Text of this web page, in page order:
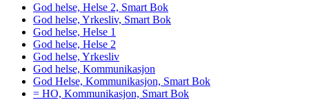
God helse, Helse 2, Smart Bok
God helse, Yrkesliv, Smart Bok
God helse, Helse 1
God helse, Helse 2
God helse, Yrkesliv
God helse, Kommunikasjon
God Helse, Kommunikasjon, Smart Bok
= HO, Kommunikasjon, Smart Bok